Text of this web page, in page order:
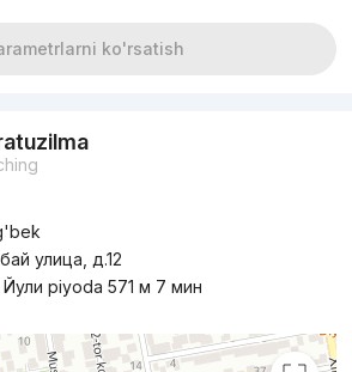
ko'rsatish
улица, д.12
piyoda 571 м 7 мин